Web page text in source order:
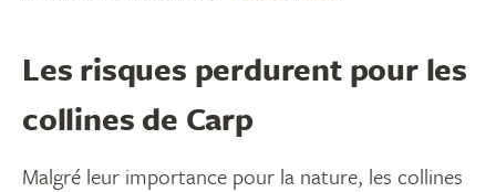
Les risques perdurent pour les
collines de Carp
Malgré leur importance pour la nature, les collines